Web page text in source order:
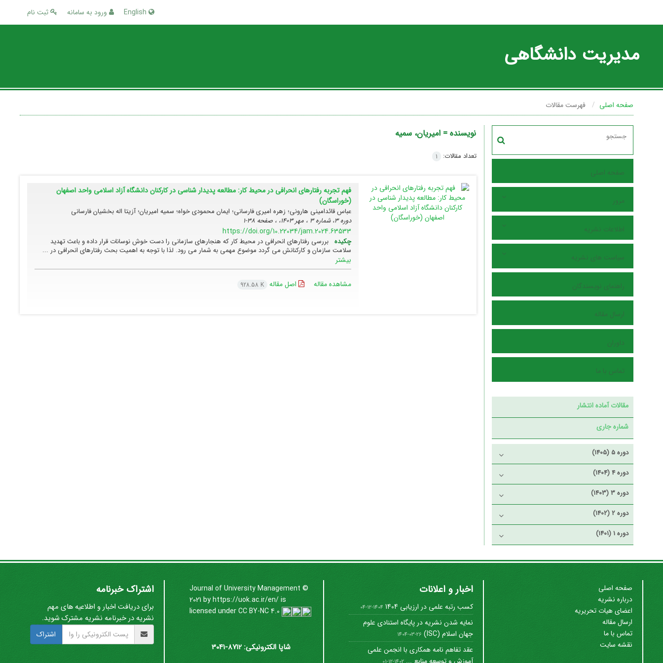
ثبت نام ورود به سامانه
مدیریت دانشگاهی
صفحه اصلی فهرست مقالات
صفحه اصلی
مرور
اطلاعات نشریه
سیاست های نشریه
راهنمای نویسندگان
ارسال مقاله
داوران
تماس با ما
مقالات آماده انتشار
شماره جاری
دوره 5 (1405)
دوره 4 (1404)
دوره 3 (1403)
دوره 2 (1402)
دوره 1 (1401)
نویسنده =امیریان، سمیه
تعداد مقالات: 1
فهم تجربه رفتارهای انحرافی در محیط کار: مطالعه پدیدار شناسی در کارکنان دانشگاه آزاد اسلامی واحد اصفهان
(خوراسگان)
عباس قائدامینی هارونی؛ زهره امیری فارسانی؛ ایمان محمودی خواه؛ سمیه امیریان؛ آزیتا اله بخشیان فارسانی
دوره 3، شماره 3 ، مهر 1403، ، صفحه
38-1
https://doi.org/10.22034/jam.2024.63533
چکیده بررسی رفتارهای انحرافی در محیط کار که هنجارهای سازمانی را دست خوش نوسانات قرار داده و باعث تهدید
سلامت سازمان و کارکنانش می گردد موضوع مهمی به شمار می رود. لذا با توجه به اهمیت بحث رفتارهای انحرافی در ...
بیشتر
مشاهده مقاله اصل مقاله 928.58 K
صفحه اصلی
درباره نشریه
اعضای هیات تحریریه
ارسال مقاله
تماس با ما
نقشه سایت
اخبار و اعلانات
کسب رتبه علمی در ارزیابی 1404 1404-12-04
نمایه شدن نشریه در پایگاه استنادی علوم
جهان اسلام (ISC)
1404-03-26
عقد تفاهم نامه همکاری با انجمن علمی
آموزش و توسعه منابع ...
Journal of University Management ©
2021 byhttps://uok.ac.ir/en/is
licensed underCC BY-NC 4.0
شاپا الکترونیکی: 8712-3041
اشتراک خبرنامه
برای دریافت اخبار و اطلاعیه های مهم
نشریه در خبرنامه نشریه مشترک شوید.
اشتراک